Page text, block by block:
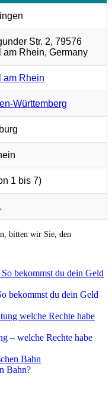
Str. 2, 79576
am Rhein, Germany
am Rhein
Württemberg
1 bis 7)
bitten wir Sie, den
bekommst du dein Geld
– welche Rechte habe
Bahn?